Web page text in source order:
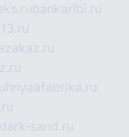
bankaribi.ru
dark-sand.ru